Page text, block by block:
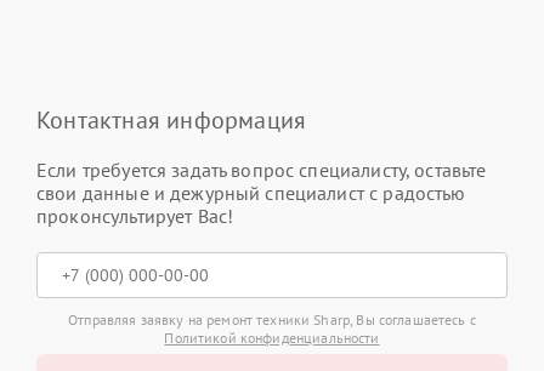
Контактная информация
Если требуется задать вопрос специалисту, оставьте
свои данные и дежурный специалист с радостью
проконсультирует Вас!
Отправляя заявку на ремонт техники Sharp, Вы соглашаетесь с
Политикой конфиденциальности